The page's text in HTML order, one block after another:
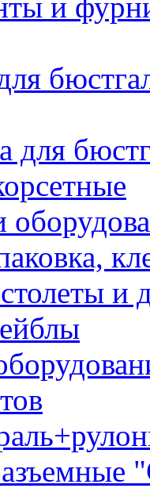
для
и